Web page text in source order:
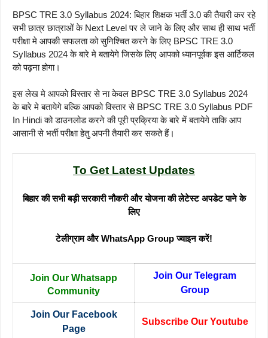
BPSC TRE 3.0 Syllabus 2024: बिहार शिक्षक भर्ती 3.0 की तैयारी कर रहे
सभी छात्र छात्राओं के Next Level पर ले जाने के लिए और साथ ही साथ भर्ती
परीक्षा मे आपकी सफलता को सुनिश्चित करने के लिए BPSC TRE 3.0
Syllabus 2024 के बारे मे बतायेगे जिसके लिए आपको ध्यानपूर्वक इस आर्टिकल
को पढ़ना होगा।
इस लेख मे आपको विस्तार से ना केवल BPSC TRE 3.0 Syllabus 2024
के बारे मे बतायेगे बल्कि आपको विस्तार से BPSC TRE 3.0 Syllabus PDF
In Hindi को डाउनलोड करने की पूरी प्रक्रिया के बारे में बतायेगे ताकि आप
आसानी से भर्ती परीक्षा हेतु अपनी तैयारी कर सकते हैं।
To Get Latest Updates
बिहार की सभी बड़ी सरकारी नौकरी और योजना की लेटेस्ट अपडेट पाने के
लिए
टेलीग्राम और WhatsApp Group ज्वाइन करें!
Join Our Whatsapp
Community
Join Our Telegram
Group
Join Our Facebook
Page
Subscribe Our Youtube